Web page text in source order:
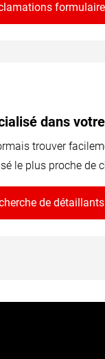
formulaire
dans
trouver
le plus proche de
de détaillants